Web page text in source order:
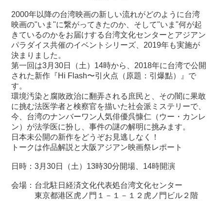
最
新
情
報
と
申
込
過
去
行
事
湾
本
2000年以降の台湾映画の新しい流れがどのように台湾
映画の"いま "に繋がってきたのか、そして"いま "何が起
きているのかをお届けする台湾文化センターとアジアン
パラダイス共催のイベントシリーズ、 2019年も実施が
決まりました。
第一回は3月 30日（土） 14時から、 2018年に台湾で公開
された新作『Hi Flash〜引火点（原題：引爆點）』で
す。
環境汚染と腐敗政治に翻弄される庶民と、その闇に果敢
に挑む法医学者と検察官を描いた社会派ミステリーで、
今、台湾のナンバーワン人気俳優呉慷仁（ウー・カンレ
ン）が法学医に扮し、事件の謎の解明に挑みます。
日本未公開の新作をどうぞお見逃しなく！
トークは作品解説と大阪アジアン映画祭レポート
日時：3月30日（土）13時30分開場、14時開演
会場：台北駐日経済文化代表処台湾文化センター
東京都港区虎ノ門１－１－１２虎ノ門ビル２階